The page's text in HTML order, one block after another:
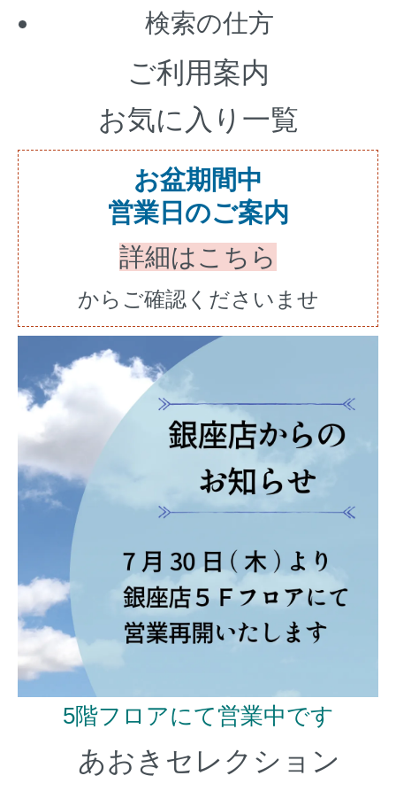
検索の仕方
ご利用案内
お気に入り一覧
お盆期間中
営業日のご案内
詳細はこちら
からご確認くださいませ
5階フロアにて営業中です
あおきセレクション